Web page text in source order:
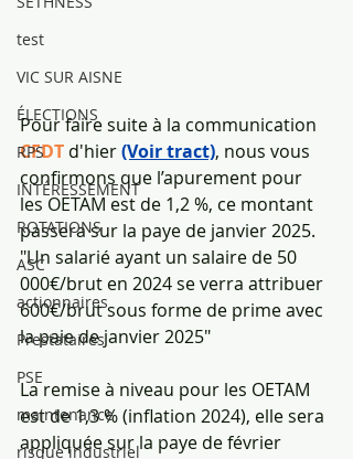
test
VIC SUR AISNE
ÉLECTIONS
RPS
INTÉRESSEMENT
ROTATIONS
ASC
actionnaires
Prestataires
PSE
maintenance
risque industriel
Pour faire suite à la communication
CFDT d'hier (Voir tract), nous vous
confirmons que l’apurement pour
les OETAM est de 1,2 %, ce montant
passera sur la paye de janvier 2025.
"Un salarié ayant un salaire de 50
000€/brut en 2024 se verra attribuer
600€/brut sous forme de prime avec
la paie de janvier 2025"
La remise à niveau pour les OETAM
est de 1,3 % (inflation 2024), elle sera
appliquée sur la paye de février